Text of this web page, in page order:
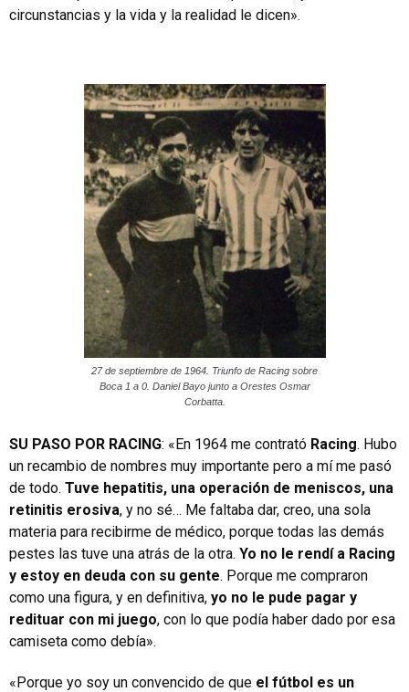
circunstancias y la vida y la realidad le dicen».
27 de septiembre de 1964. Triunfo de Racing sobre
Boca 1 a 0. Daniel Bayo junto a Orestes Osmar
Corbatta.
SU PASO POR RACING: «En 1964 me contrató Racing. Hubo
un recambio de nombres muy importante pero a mí me pasó
de todo. Tuve hepatitis, una operación de meniscos, una
retinitis erosiva, y no sé… Me faltaba dar, creo, una sola
materia para recibirme de médico, porque todas las demás
pestes las tuve una atrás de la otra. Yo no le rendí a Racing
y estoy en deuda con su gente. Porque me compraron
como una figura, y en definitiva, yo no le pude pagar y
redituar con mi juego, con lo que podía haber dado por esa
camiseta como debía».
«Porque yo soy un convencido de que el fútbol es un